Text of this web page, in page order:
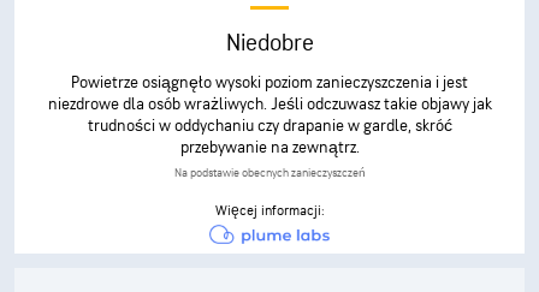
Niedobre
Powietrze osiągnęło wysoki poziom zanieczyszczenia i jest
niezdrowe dla osób wrażliwych. Jeśli odczuwasz takie objawy jak
trudności w oddychaniu czy drapanie w gardle, skróć
przebywanie na zewnątrz.
Na podstawie obecnych zanieczyszczeń
Więcej informacji: